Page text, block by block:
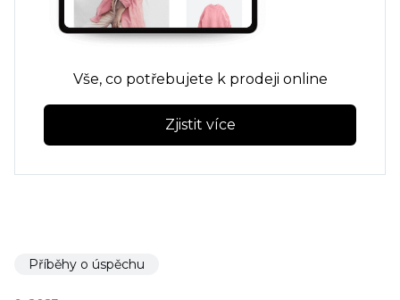
Vše, co potřebujete k prodeji online
Zjistit více
Příběhy o úspěchu